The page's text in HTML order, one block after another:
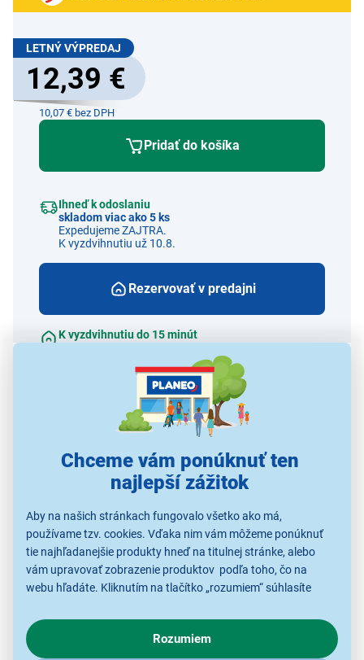
Chceme vám ponúknuť ten
najlepší zážitok
Aby na našich stránkach fungovalo všetko ako má,
používame tzv. cookies. Vďaka nim vám môžeme ponúknuť
tie najhľadanejšie produkty hneď na titulnej stránke, alebo
vám upravovať zobrazenie produktov podľa toho, čo na
webu hľadáte. Kliknutím na tlačítko „rozumiem“ súhlasíte
o chovaní na webe pre zobrazovaní cielených reklám.
V prípade že vás zaujímajú detaily, ako u nás s cookies a
Rozumiem
LETNÝ VÝPREDAJ
12,39 €
10,07 € bez DPH
Pridať do košíka
Ihneď k odoslaniu
skladom viac ako 5 ks
Expedujeme ZAJTRA.
K vyzdvihnutiu už 10.8.
Rezervovať v predajni
K vyzdvihnutiu do 15 minút
Strážiť cenu a dostupnosť
Alternatívy k tomuto produktu